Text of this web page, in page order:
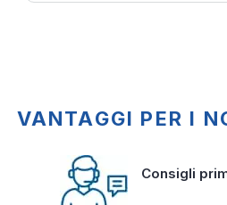
VANTAGGI PER I
Consigli